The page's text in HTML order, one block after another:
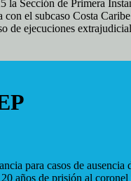
la Sección de Primera
con el subcaso Costa
de ejecuciones
para casos de
años de prisión al